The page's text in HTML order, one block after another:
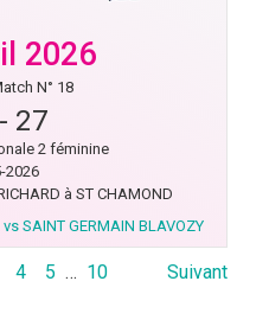
2026
N° 18
- 27
2 féminine
2026
à ST CHAMOND
SAINT GERMAIN BLAVOZY
4 5 … 10 Suivant